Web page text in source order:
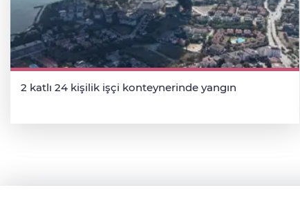
2 katlı 24 kişilik işçi konteynerinde yangın